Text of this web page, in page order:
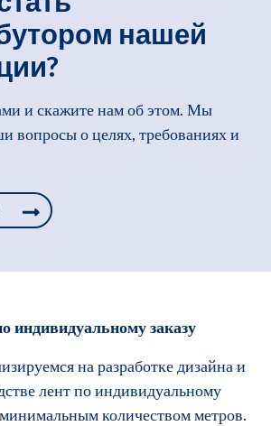
нашей
и скажите нам об этом. Мы
вопросы о целях, требованиях и
индивидуальному заказу
на разработке дизайна и
лент по индивидуальному
минимальным количеством метров.